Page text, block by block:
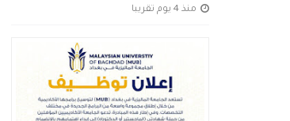
منذ 4 يوم تقريبا